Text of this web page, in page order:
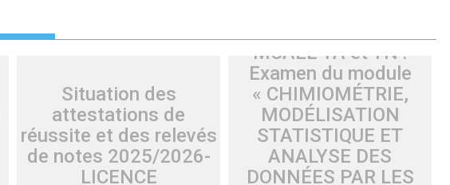
Situation des
attestations de
réussite et des relevés
de notes 2025/2026-
LICENCE
MCAEE TA et TN :
Examen du module
« CHIMIOMÉTRIE,
MODÉLISATION
STATISTIQUE ET
ANALYSE DES
DONNÉES PAR LES